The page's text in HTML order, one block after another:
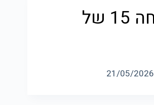
סקר הדחה 15 של
21/05/2026